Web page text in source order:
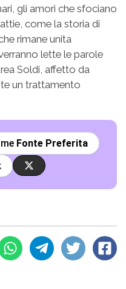
gli amori che sfociano
come la storia di
rimane unita
lette le parole
Soldi, affetto da
un trattamento
Fonte Preferita